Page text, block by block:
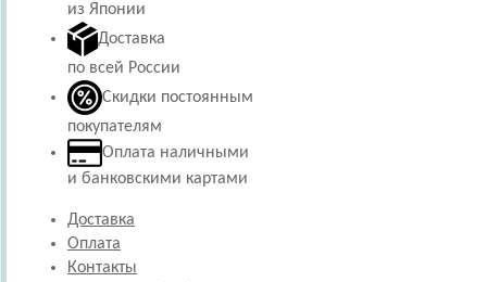
из Японии
Доставка
по всей России
Скидки постоянным
покупателям
Оплата наличными
и банковскими картами
Доставка
Оплата
Контакты